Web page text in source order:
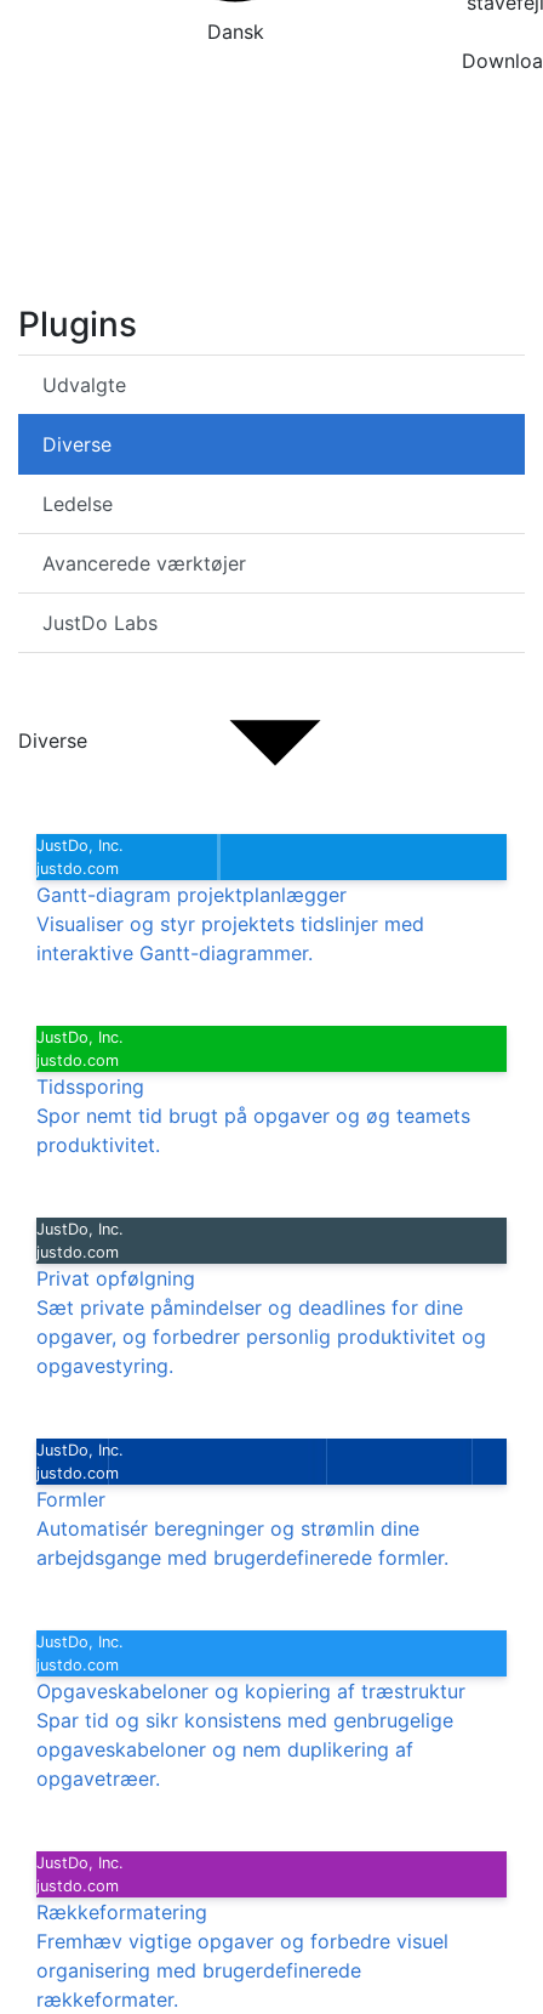
Dansk
Plugins
Udvalgte
Diverse
Ledelse
Avancerede værktøjer
JustDo Labs
Diverse
JustDo, Inc.
justdo.com
Gantt-diagram projektplanlægger
Visualiser og styr projektets tidslinjer med
interaktive Gantt-diagrammer.
JustDo, Inc.
justdo.com
Tidssporing
Spor nemt tid brugt på opgaver og øg teamets
produktivitet.
JustDo, Inc.
justdo.com
Privat opfølgning
Sæt private påmindelser og deadlines for dine
opgaver, og forbedrer personlig produktivitet og
opgavestyring.
JustDo, Inc.
justdo.com
Formler
Automatisér beregninger og strømlin dine
arbejdsgange med brugerdefinerede formler.
JustDo, Inc.
justdo.com
Opgaveskabeloner og kopiering af træstruktur
Spar tid og sikr konsistens med genbrugelige
opgaveskabeloner og nem duplikering af
opgavetræer.
JustDo, Inc.
justdo.com
Rækkeformatering
Fremhæv vigtige opgaver og forbedre visuel
organisering med brugerdefinerede
rækkeformater.